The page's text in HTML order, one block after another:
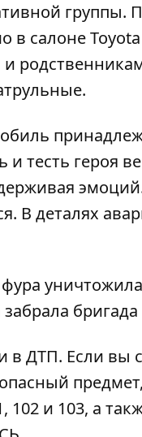
группы.
салоне
тесть героя
В деталях
фура
в ДТП. Если вы
102 и 103, а